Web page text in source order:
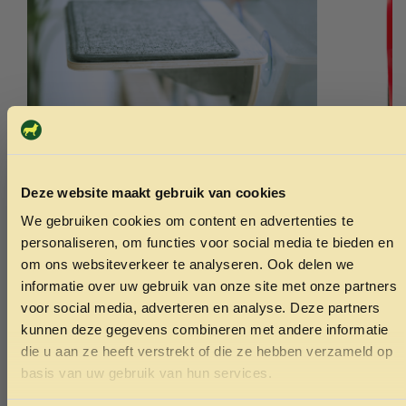
Deze website maakt gebruik van cookies
We gebruiken cookies om content en advertenties te
personaliseren, om functies voor social media te bieden en
om ons websiteverkeer te analyseren. Ook delen we
informatie over uw gebruik van onze site met onze partners
voor social media, adverteren en analyse. Deze partners
kunnen deze gegevens combineren met andere informatie
die u aan ze heeft verstrekt of die ze hebben verzameld op
basis van uw gebruik van hun services.
JoyCat raambed plateau groot
40x30x15cm
24.99
Toevoegen aan winkelwagen
Garvo
14.25
ONTVANG 5% KORTING OP
JE EERSTE BESTELLING!
Ontvang korting
Door je in te schrijven ga je akkoord met het ontvangen van